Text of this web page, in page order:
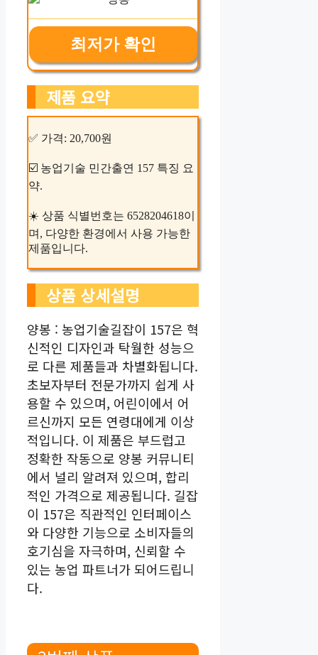
최저가 확인
제품 요약
✅ 가격: 20,700원
☑️ 농업기술 민간출연 157 특징 요
약.
☀️ 상품 식별번호는 6528204618이
며, 다양한 환경에서 사용 가능한
제품입니다.
상품 상세설명
양봉 : 농업기술길잡이 157은 혁
신적인 디자인과 탁월한 성능으
로 다른 제품들과 차별화됩니다.
초보자부터 전문가까지 쉽게 사
용할 수 있으며, 어린이에서 어
르신까지 모든 연령대에게 이상
적입니다. 이 제품은 부드럽고
정확한 작동으로 양봉 커뮤니티
에서 널리 알려져 있으며, 합리
적인 가격으로 제공됩니다. 길잡
이 157은 직관적인 인터페이스
와 다양한 기능으로 소비자들의
호기심을 자극하며, 신뢰할 수
있는 농업 파트너가 되어드립니
다.